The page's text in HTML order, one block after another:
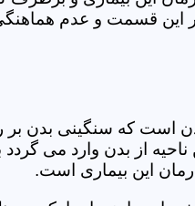
این قسمت و عدم
که سنگینی بدن بر
از بدن وارد می
این بیماری است.